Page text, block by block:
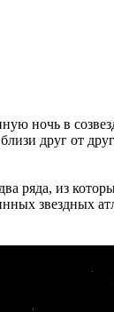
ночь в
друг от
ряда, из
звездных